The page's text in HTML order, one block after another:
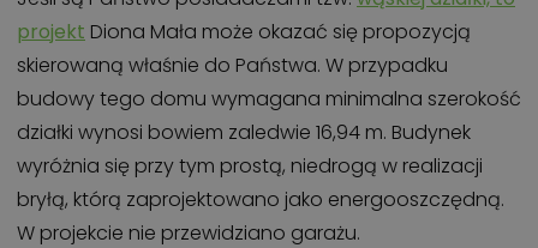
projekt Diona Mała może okazać się propozycją
skierowaną właśnie do Państwa. W przypadku
budowy tego domu wymagana minimalna szerokość
działki wynosi bowiem zaledwie 16,94 m. Budynek
wyróżnia się przy tym prostą, niedrogą w realizacji
bryłą, którą zaprojektowano jako energooszczędną.
W projekcie nie przewidziano garażu.